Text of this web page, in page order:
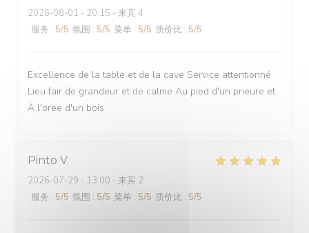
2026-08-01 - 20:15 - 来宾 4
服务 : 5/5 氛围 : 5/5 菜单 : 5/5 质价比 : 5/5
Excellence de la table et de la cave Service attentionné
Lieu fair de grandeur et de calme Au pied d'un prieure et
À l'oree d'un bois
Pinto V
2026-07-29 - 13:00 - 来宾 2
服务 : 5/5 氛围 : 5/5 菜单 : 5/5 质价比 : 5/5